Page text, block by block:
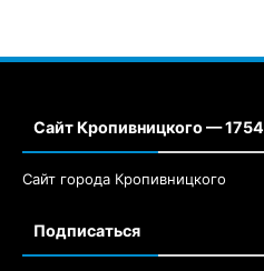
Сайт Кропивницкого — 1754
Сайт города Кропивницкого
Подписаться